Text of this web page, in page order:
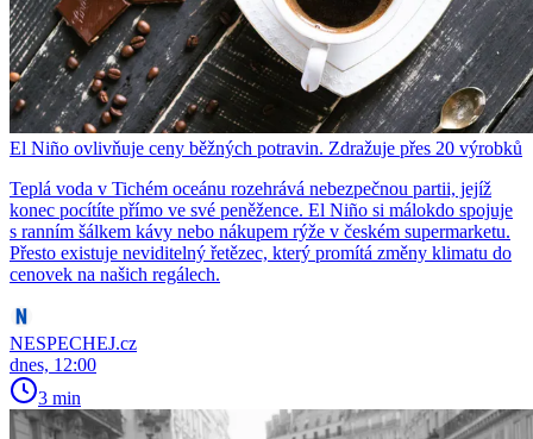
El Niño ovlivňuje ceny běžných potravin. Zdražuje přes 20 výrobků
Teplá voda v Tichém oceánu rozehrává nebezpečnou partii, jejíž
konec pocítíte přímo ve své peněžence. El Niño si málokdo spojuje
s ranním šálkem kávy nebo nákupem rýže v českém supermarketu.
Přesto existuje neviditelný řetězec, který promítá změny klimatu do
cenovek na našich regálech.
NESPECHEJ.cz
dnes, 12:00
3 min